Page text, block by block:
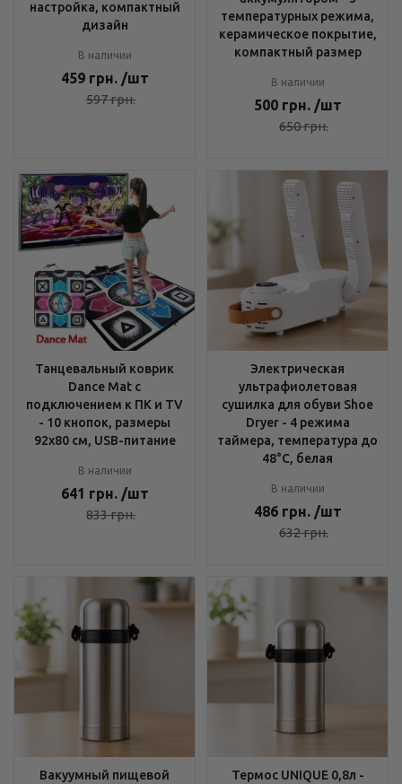
настройка, компактный
дизайн
В наличии
459 грн. /шт
597грн.
температурных режима,
керамическое покрытие,
компактный размер
В наличии
500 грн. /шт
650грн.
Танцевальный коврик
Dance Mat с
подключением к ПК и TV
- 10 кнопок, размеры
92х80 см, USB-питание
В наличии
641 грн. /шт
833грн.
Электрическая
ультрафиолетовая
сушилка для обуви Shoe
Dryer - 4 режима
таймера, температура до
48°C, белая
В наличии
486 грн. /шт
632грн.
Вакуумный пищевой
Термос UNIQUE 0,8л -